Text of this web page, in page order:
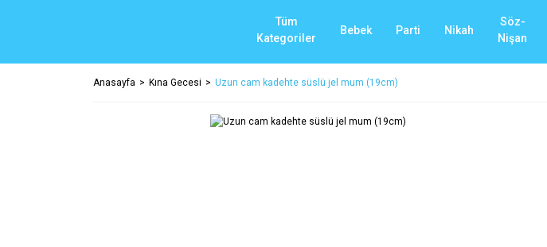
Tüm
Kategoriler
Bebek Parti Nikah
Söz-
Nişan
Anasayfa Kına Gecesi Uzun cam kadehte süslü jel mum (19cm)